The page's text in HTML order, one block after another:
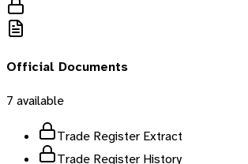
Official Documents
7 available
Trade Register Extract
Trade Register History